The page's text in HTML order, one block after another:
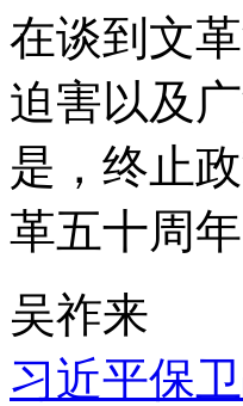
在谈到文
迫害以及
是，终止
革五十周
吴祚来
习近平保